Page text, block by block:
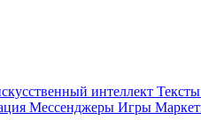
интеллект Тексты
Мессенджеры Игры